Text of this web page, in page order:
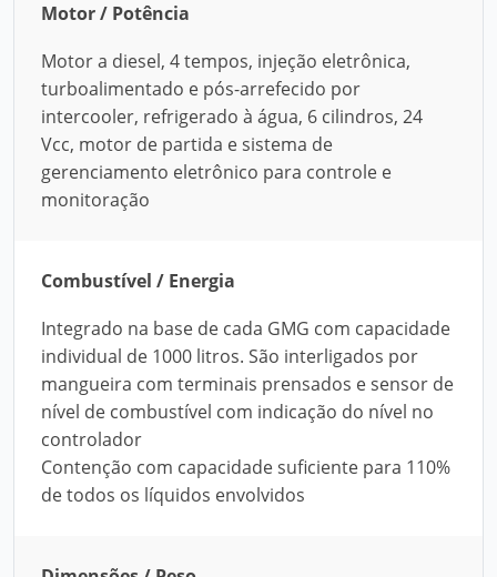
Motor / Potência
Motor a diesel, 4 tempos, injeção eletrônica,
turboalimentado e pós-arrefecido por
intercooler, refrigerado à água, 6 cilindros, 24
Vcc, motor de partida e sistema de
gerenciamento eletrônico para controle e
monitoração
Combustível / Energia
Integrado na base de cada GMG com capacidade
individual de 1000 litros. São interligados por
mangueira com terminais prensados e sensor de
nível de combustível com indicação do nível no
controlador
Contenção com capacidade suficiente para 110%
de todos os líquidos envolvidos